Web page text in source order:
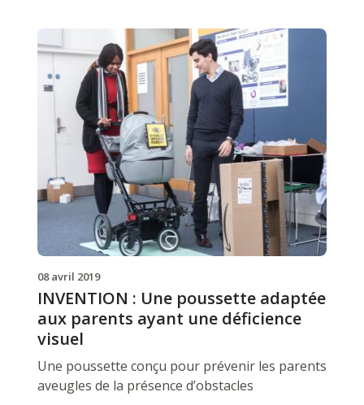
08 avril 2019
INVENTION : Une poussette adaptée
aux parents ayant une déficience
visuel
Une poussette conçu pour prévenir les parents
aveugles de la présence d’obstacles